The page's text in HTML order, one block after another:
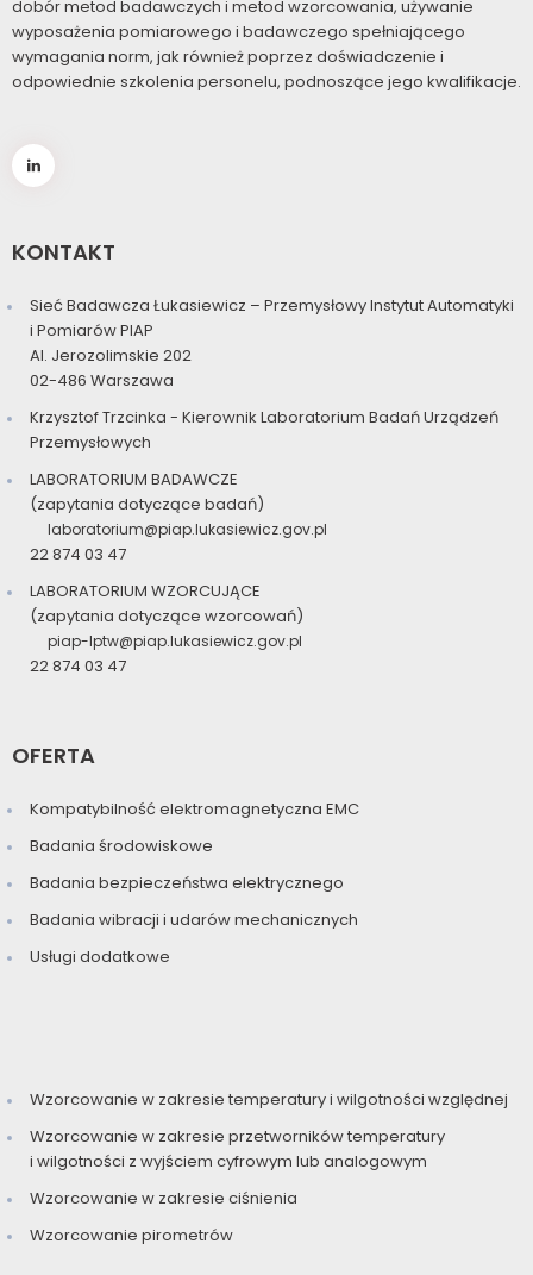
dobór metod badawczych i metod wzorcowania, używanie
wyposażenia pomiarowego i badawczego spełniającego
wymagania norm, jak również poprzez doświadczenie i
odpowiednie szkolenia personelu, podnoszące jego kwalifikacje.
KONTAKT
Sieć Badawcza Łukasiewicz – Przemysłowy Instytut Automatyki
i Pomiarów PIAP
Al. Jerozolimskie 202
02-486 Warszawa
Krzysztof Trzcinka - Kierownik Laboratorium Badań Urządzeń
Przemysłowych
LABORATORIUM BADAWCZE
(zapytania dotyczące badań)
laboratorium@piap.lukasiewicz.gov.pl
22 874 03 47
LABORATORIUM WZORCUJĄCE
(zapytania dotyczące wzorcowań)
piap-lptw@piap.lukasiewicz.gov.pl
22 874 03 47
OFERTA
Kompatybilność elektromagnetyczna EMC
Badania środowiskowe
Badania bezpieczeństwa elektrycznego
Badania wibracji i udarów mechanicznych
Usługi dodatkowe
Wzorcowanie w zakresie temperatury i wilgotności względnej
Wzorcowanie w zakresie przetworników temperatury
i wilgotności z wyjściem cyfrowym lub analogowym
Wzorcowanie w zakresie ciśnienia
Wzorcowanie pirometrów